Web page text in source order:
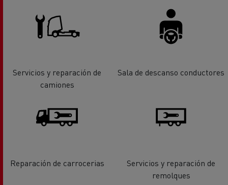
Servicios y reparación de
camiones
Sala de descanso conductores
Reparación de carrocerias
Servicios y reparación de
remolques